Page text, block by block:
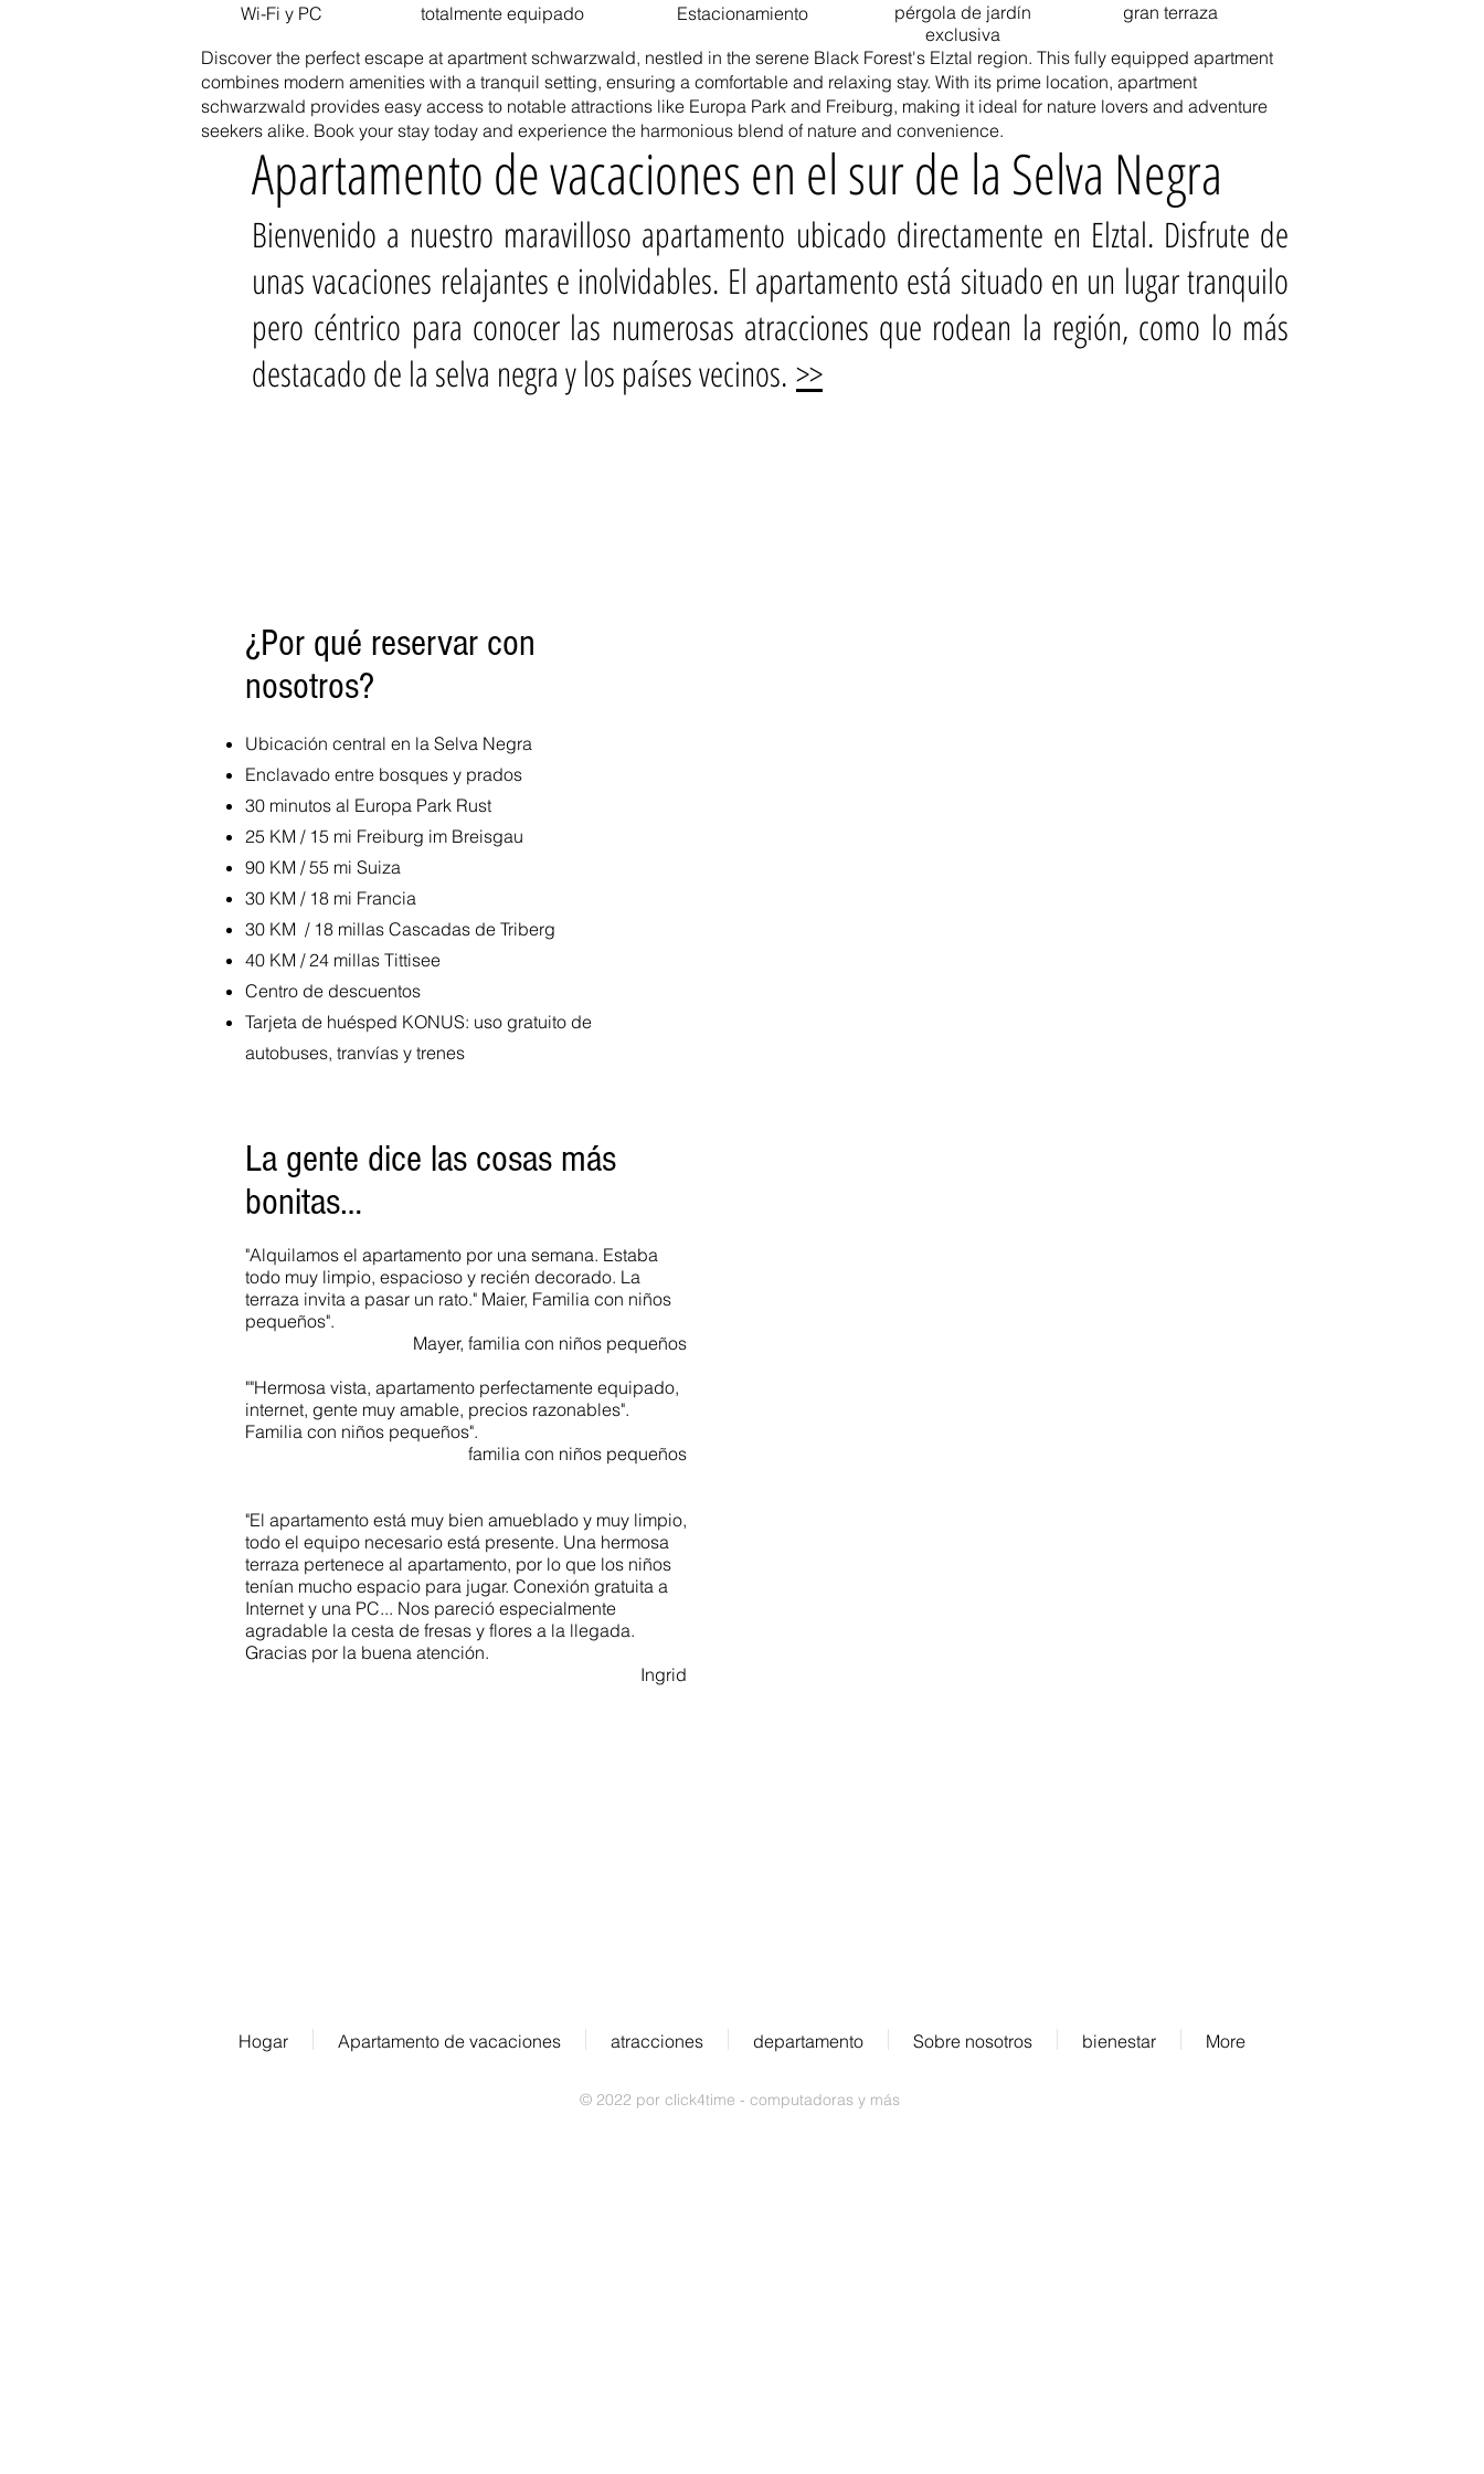
Wi-Fi y PC totalmente equipado Estacionamiento
pérgola de jardín
exclusiva
gran terraza
Apartamento de vacaciones en el sur de la Selva Negra
Bienvenido a nuestro maravilloso apartamento ubicado directamente en Elztal. Disfrute de
unas vacaciones relajantes e inolvidables. El apartamento está situado en un lugar tranquilo
pero céntrico para conocer las numerosas atracciones que rodean la región, como lo más
destacado de la selva negra y los países vecinos. >>
Discover the perfect escape at apartment schwarzwald, nestled in the serene Black Forest's Elztal region. This fully equipped apartment
combines modern amenities with a tranquil setting, ensuring a comfortable and relaxing stay. With its prime location, apartment
schwarzwald provides easy access to notable attractions like Europa Park and Freiburg, making it ideal for nature lovers and adventure
seekers alike. Book your stay today and experience the harmonious blend of nature and convenience.
¿Por qué reservar con
nosotros?
Ubicación central en la Selva Negra
Enclavado entre bosques y prados
30 minutos al Europa Park Rust
25 KM / 15 mi Freiburg im Breisgau
90 KM / 55 mi Suiza
30 KM / 18 mi Francia
30 KM / 18 millas Cascadas de Triberg
40 KM / 24 millas Tittisee
Centro de descuentos
Tarjeta de huésped KONUS: uso gratuito de
autobuses, tranvías y trenes
La gente dice las cosas más
bonitas…
"Alquilamos el apartamento por una semana. Estaba
todo muy limpio, espacioso y recién decorado. La
terraza invita a pasar un rato." Maier, Familia con niños
pequeños".
Mayer, familia con niños pequeños
""Hermosa vista, apartamento perfectamente equipado,
internet, gente muy amable, precios razonables".
Familia con niños pequeños".
familia con niños pequeños
"El apartamento está muy bien amueblado y muy limpio,
todo el equipo necesario está presente. Una hermosa
terraza pertenece al apartamento, por lo que los niños
tenían mucho espacio para jugar. Conexión gratuita a
Internet y una PC... Nos pareció especialmente
agradable la cesta de fresas y flores a la llegada.
Gracias por la buena atención.
Ingrid
Hogar Apartamento de vacaciones atracciones departamento Sobre nosotros bienestar More
© 2022 por click4time - computadoras y más